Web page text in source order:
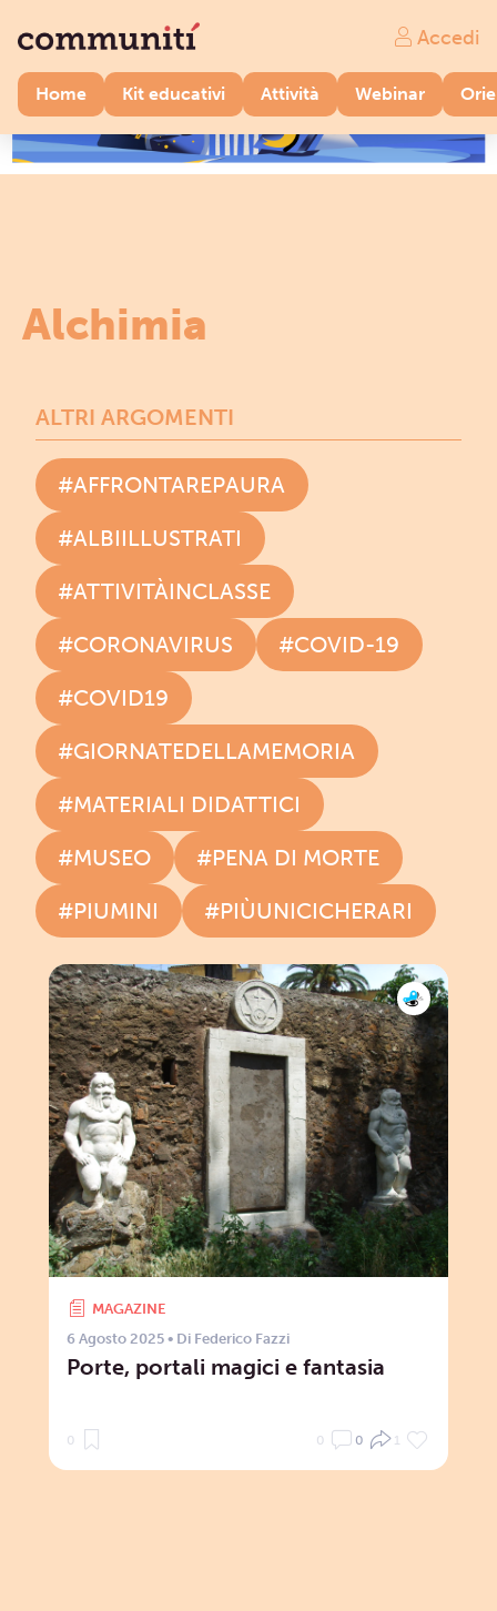
Home Kit educativi Attività Webinar
Accedi
Alchimia
MAGAZINE
6 Agosto 2025 • Di Federico Fazzi
Porte, portali magici e fantasia
0 0 0 1
ALTRI ARGOMENTI
#AFFRONTAREPAURA
#ALBIILLUSTRATI
#ATTIVITÀINCLASSE
#CORONAVIRUS
#COVID-19
#COVID19
#GIORNATEDELLAMEMORIA
#MATERIALI DIDATTICI
#MUSEO
#PENA DI MORTE
#PIUMINI
#PIÙUNICICHERARI